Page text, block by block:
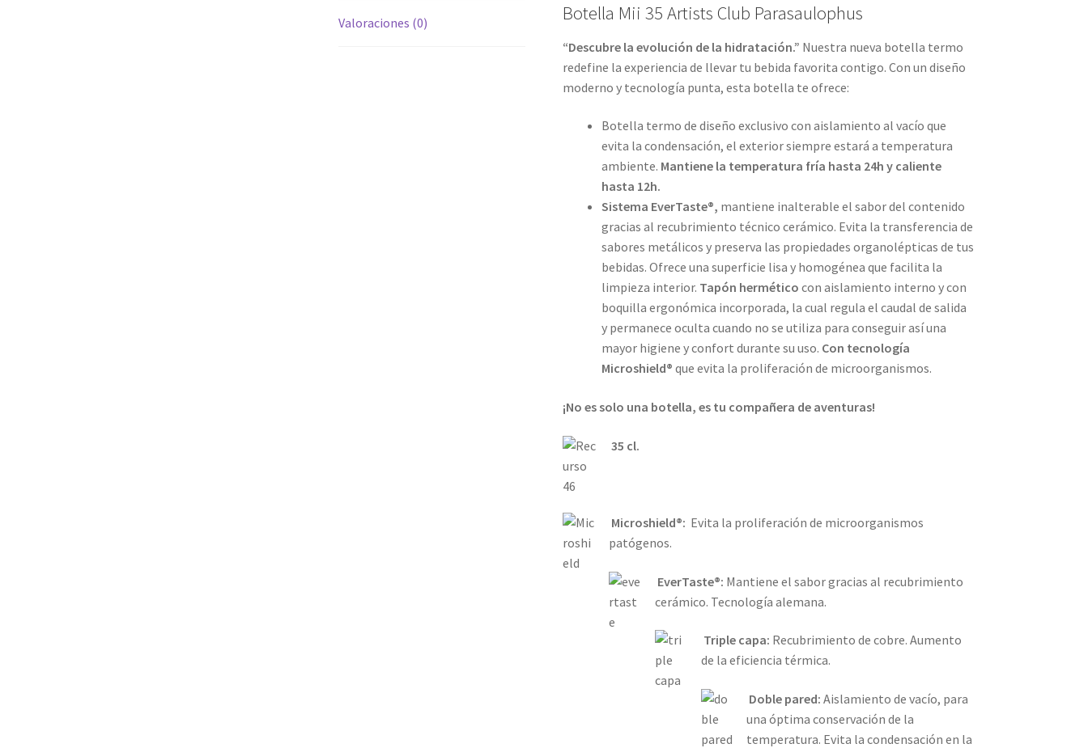
Valoraciones (0) Botella Mii 35 Artists Club Parasaulophus
“Descubre la evolución de la hidratación.” Nuestra nueva botella termo
redefine la experiencia de llevar tu bebida favorita contigo. Con un diseño
moderno y tecnología punta, esta botella te ofrece:
Botella termo de diseño exclusivo con aislamiento al vacío que
evita la condensación, el exterior siempre estará a temperatura
ambiente. Mantiene la temperatura fría hasta 24h y caliente
hasta 12h.
Sistema EverTaste®, mantiene inalterable el sabor del contenido
gracias al recubrimiento técnico cerámico. Evita la transferencia de
sabores metálicos y preserva las propiedades organolépticas de tus
bebidas. Ofrece una superficie lisa y homogénea que facilita la
limpieza interior. Tapón hermético con aislamiento interno y con
boquilla ergonómica incorporada, la cual regula el caudal de salida
y permanece oculta cuando no se utiliza para conseguir así una
mayor higiene y confort durante su uso. Con tecnología
Microshield® que evita la proliferación de microorganismos.
¡No es solo una botella, es tu compañera de aventuras!
35 cl.
Microshield®: Evita la proliferación de microorganismos
patógenos.
EverTaste®: Mantiene el sabor gracias al recubrimiento
cerámico. Tecnología alemana.
Triple capa: Recubrimiento de cobre. Aumento
de la eficiencia térmica.
Doble pared:Aislamiento de vacío, para
una óptima conservación de la
temperatura. Evita la condensación en la